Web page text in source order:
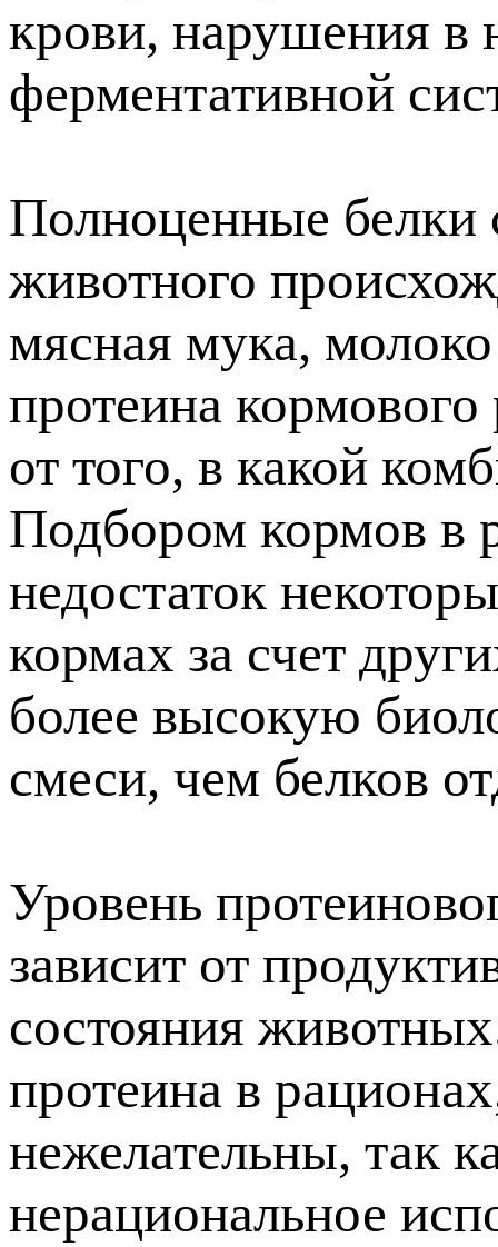
крови, нарушения в
ферментативной
Полноценные белки
животного
мясная мука,
протеина
от того, в какой
Подбором кормов в
недостаток
кормах за счет
более высокую
смеси, чем белков
Уровень
зависит от
состояния
протеина в
нежелательны, так
нерациональное